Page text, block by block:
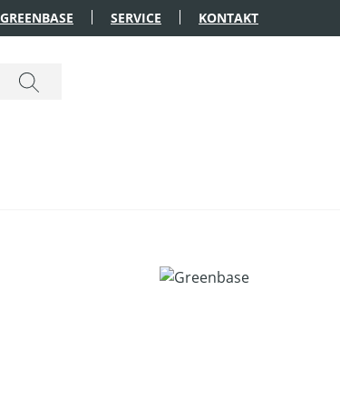
SERVICE KONTAKT